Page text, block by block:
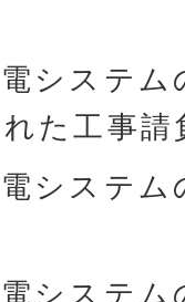
システ
た工事
システ
システ